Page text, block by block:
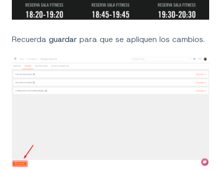
Recuerda guardar para que se apliquen los cambios.